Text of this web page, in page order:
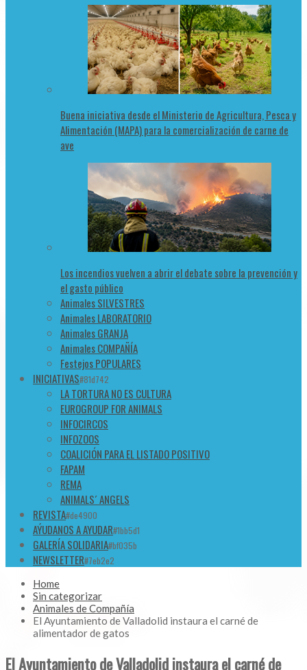
Buena iniciativa desde el Ministerio de Agricultura, Pesca y
Alimentación (MAPA) para la comercialización de carne de
ave
Los incendios vuelven a abrir el debate sobre la prevención y
el gasto público
Animales SILVESTRES
Animales LABORATORIO
Animales GRANJA
Animales COMPAÑÍA
Festejos POPULARES
INICIATIVAS#81d742
LA TORTURA NO ES CULTURA
EUROGROUP FOR ANIMALS
INFOCIRCOS
INFOZOOS
COALICIÓN PARA EL LISTADO POSITIVO
FAPAM
REMA
ANIMALS´ ANGELS
REVISTA#de4900
AÝUDANOS A AYUDAR#1bb5d1
GALERÍA SOLIDARIA#bf035b
NEWSLETTER#7eb2e2
Home
Sin categorizar
Animales de Compañía
El Ayuntamiento de Valladolid instaura el carné de
alimentador de gatos
El Ayuntamiento de Valladolid instaura el carné de